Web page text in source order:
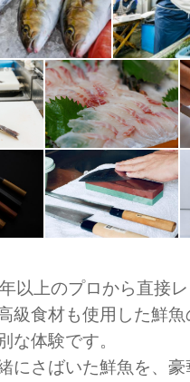
以上のプロから直接
級食材も使用した鮮
な体験です。
にさばいた鮮魚を、